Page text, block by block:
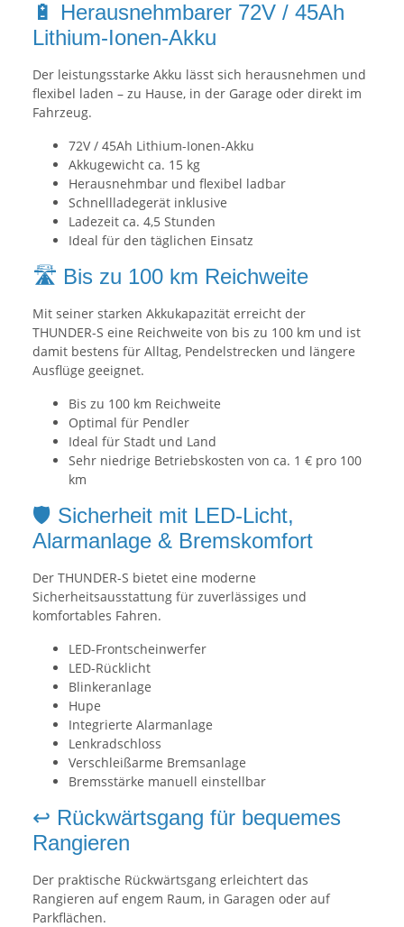
🔋 Herausnehmbarer 72V / 45Ah
Lithium-Ionen-Akku
Der leistungsstarke Akku lässt sich herausnehmen und
flexibel laden – zu Hause, in der Garage oder direkt im
Fahrzeug.
72V / 45Ah Lithium-Ionen-Akku
Akkugewicht ca. 15 kg
Herausnehmbar und flexibel ladbar
Schnellladegerät inklusive
Ladezeit ca. 4,5 Stunden
Ideal für den täglichen Einsatz
🛣️ Bis zu 100 km Reichweite
Mit seiner starken Akkukapazität erreicht der
THUNDER-S eine Reichweite von bis zu 100 km und ist
damit bestens für Alltag, Pendelstrecken und längere
Ausflüge geeignet.
Bis zu 100 km Reichweite
Optimal für Pendler
Ideal für Stadt und Land
Sehr niedrige Betriebskosten von ca. 1 € pro 100
km
🛡️ Sicherheit mit LED-Licht,
Alarmanlage & Bremskomfort
Der THUNDER-S bietet eine moderne
Sicherheitsausstattung für zuverlässiges und
komfortables Fahren.
LED-Frontscheinwerfer
LED-Rücklicht
Blinkeranlage
Hupe
Integrierte Alarmanlage
Lenkradschloss
Verschleißarme Bremsanlage
Bremsstärke manuell einstellbar
↩️ Rückwärtsgang für bequemes
Rangieren
Der praktische Rückwärtsgang erleichtert das
Rangieren auf engem Raum, in Garagen oder auf
Parkflächen.